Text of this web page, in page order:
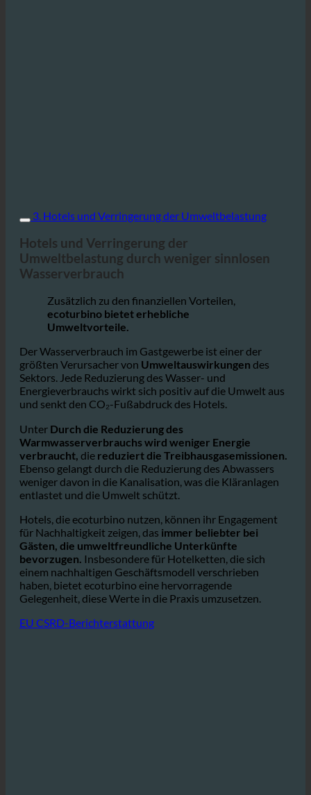
3. Hotels und Verringerung der Umweltbelastung
Hotels und Verringerung der
Wasserverbrauch
Zusätzlich zu den finanziellen Vorteilen,
Umweltvorteile.
Der Wasserverbrauch im Gastgewerbe ist einer der
größten Verursacher von Umweltauswirkungendes
Sektors. Jede Reduzierung des Wasser- und
und senkt den CO₂-Fußabdruck des Hotels.
UnterDurch die Reduzierung des
Warmwasserverbrauchs wird weniger Energie
verbraucht,diereduziert die Treibhausgasemissionen.
Ebenso gelangt durch die Reduzierung des Abwassers
entlastet und die Umwelt schützt.
Hotels, die ecoturbino nutzen, können ihr Engagement
für Nachhaltigkeit zeigen, dasimmer beliebter bei
Gästen, die umweltfreundliche Unterkünfte
bevorzugen.Insbesondere für Hotelketten, die sich
einem nachhaltigen Geschäftsmodell verschrieben
Gelegenheit, diese Werte in die Praxis umzusetzen.